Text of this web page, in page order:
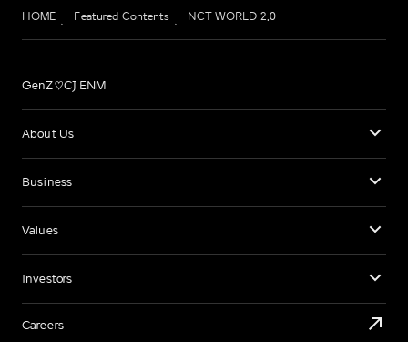
HOME Featured Contents NCT WORLD 2.0
GenZ♡CJ ENM
About Us
Business
Values
Investors
Careers